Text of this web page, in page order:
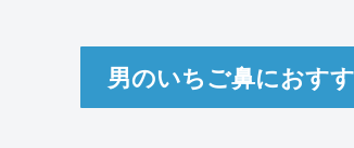
男のいちご鼻におす